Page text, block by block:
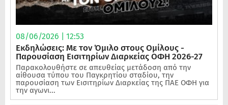
08/06/2026 | 12:53
Εκδηλώσεις: Με τον Όμιλο στους Ομίλους -
Παρουσίαση Εισιτηρίων Διαρκείας ΟΦΗ 2026-27
Παρακολουθήστε σε απευθείας μετάδοση από την
αίθουσα τύπου του Παγκρητίου σταδίου, την
παρουσίαση των Εισιτηρίων Διαρκείας της ΠΑΕ ΟΦΗ για
την αγωνι...